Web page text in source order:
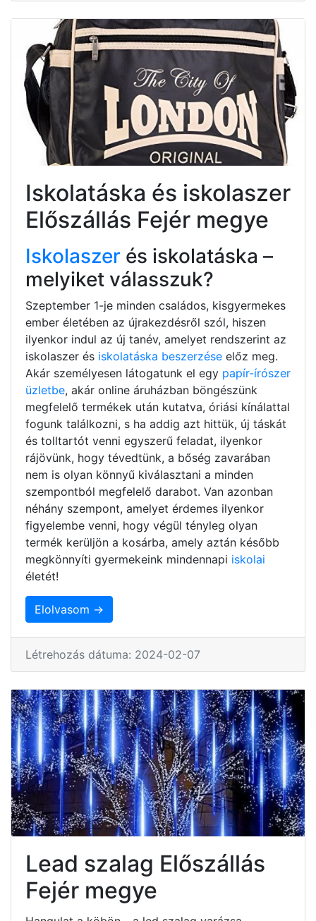
Iskolatáska és iskolaszer
Előszállás Fejér megye
Iskolaszer és iskolatáska –
melyiket válasszuk?
Szeptember 1-je minden családos, kisgyermekes
ember életében az újrakezdésről szól, hiszen
ilyenkor indul az új tanév, amelyet rendszerint az
iskolaszer és iskolatáska beszerzése előz meg.
Akár személyesen látogatunk el egy papír-írószer
üzletbe, akár online áruházban böngészünk
megfelelő termékek után kutatva, óriási kínálattal
fogunk találkozni, s ha addig azt hittük, új táskát
és tolltartót venni egyszerű feladat, ilyenkor
rájövünk, hogy tévedtünk, a bőség zavarában
nem is olyan könnyű kiválasztani a minden
szempontból megfelelő darabot. Van azonban
néhány szempont, amelyet érdemes ilyenkor
figyelembe venni, hogy végül tényleg olyan
termék kerüljön a kosárba, amely aztán később
megkönnyíti gyermekeink mindennapi iskolai
életét!
Elolvasom →
Létrehozás dátuma: 2024-02-07
Lead szalag Előszállás
Fejér megye